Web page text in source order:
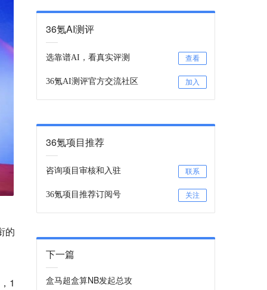
的
1
36氪AI测评
选靠谱AI，看真实评测 查看
36氪AI测评官方交流社区 加入
36氪项目推荐
咨询项目审核和入驻 联系
36氪项目推荐订阅号 关注
下一篇
盒马超盒算NB发起总攻